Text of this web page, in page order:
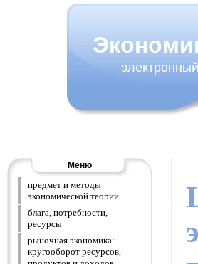
Меню
предмет и методы
экономической теории
блага, потребности,
ресурсы
рыночная экономика:
кругооборот ресурсов,